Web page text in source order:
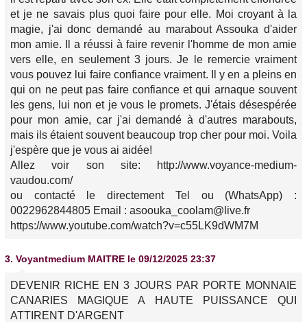
et je ne savais plus quoi faire pour elle. Moi croyant à la
magie, j'ai donc demandé au marabout Assouka d'aider
mon amie. Il a réussi à faire revenir l'homme de mon amie
vers elle, en seulement 3 jours. Je le remercie vraiment
vous pouvez lui faire confiance vraiment. Il y en a pleins en
qui on ne peut pas faire confiance et qui arnaque souvent
les gens, lui non et je vous le promets. J'étais désespérée
pour mon amie, car j'ai demandé à d'autres marabouts,
mais ils étaient souvent beaucoup trop cher pour moi. Voila
j'espère que je vous ai aidée!
Allez voir son site: http://www.voyance-medium-
vaudou.com/
ou contacté le directement Tel ou (WhatsApp) :
0022962844805 Email : asoouka_coolam@live.fr
https://www.youtube.com/watch?v=c55LK9dWM7M
3. Voyantmedium MAITRE le 09/12/2025 23:37
DEVENIR RICHE EN 3 JOURS PAR PORTE MONNAIE
CANARIES MAGIQUE A HAUTE PUISSANCE QUI
ATTIRENT D'ARGENT